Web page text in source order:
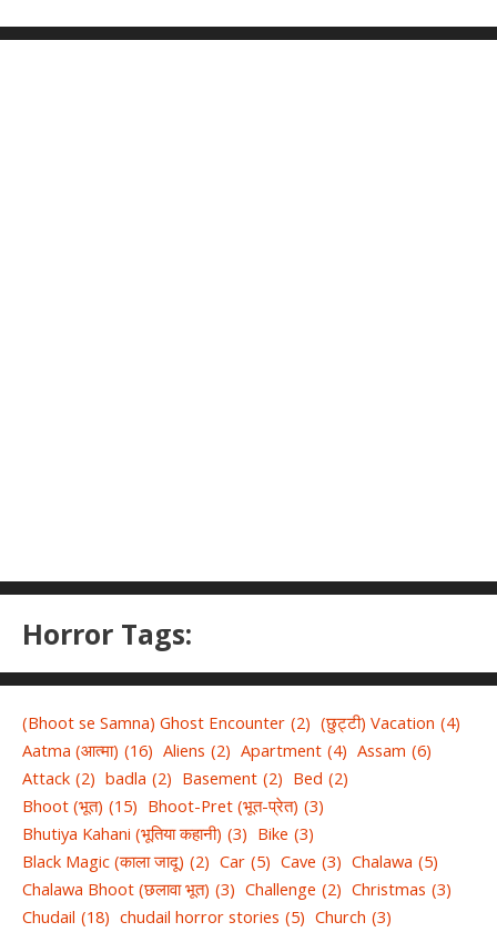
Horror Tags:
(Bhoot se Samna) Ghost Encounter (2) (छुट्टी) Vacation (4)
Aatma (आत्मा) (16) Aliens (2) Apartment (4) Assam (6)
Attack (2) badla (2) Basement (2) Bed (2)
Bhoot (भूत) (15) Bhoot-Pret (भूत-प्रेत) (3)
Bhutiya Kahani (भूतिया कहानी) (3) Bike (3)
Black Magic (काला जादू) (2) Car (5) Cave (3) Chalawa (5)
Chalawa Bhoot (छलावा भूत) (3) Challenge (2) Christmas (3)
Chudail (18) chudail horror stories (5) Church (3)